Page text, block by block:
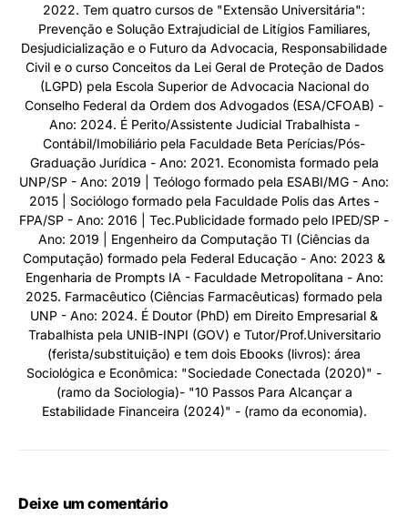
2022. Tem quatro cursos de "Extensão Universitária":
Prevenção e Solução Extrajudicial de Litígios Familiares,
Desjudicialização e o Futuro da Advocacia, Responsabilidade
Civil e o curso Conceitos da Lei Geral de Proteção de Dados
(LGPD) pela Escola Superior de Advocacia Nacional do
Conselho Federal da Ordem dos Advogados (ESA/CFOAB) -
Ano: 2024. É Perito/Assistente Judicial Trabalhista -
Contábil/Imobiliário pela Faculdade Beta Perícias/Pós-
Graduação Jurídica - Ano: 2021. Economista formado pela
UNP/SP - Ano: 2019 | Teólogo formado pela ESABI/MG - Ano:
2015 | Sociólogo formado pela Faculdade Polis das Artes -
FPA/SP - Ano: 2016 | Tec.Publicidade formado pelo IPED/SP -
Ano: 2019 | Engenheiro da Computação TI (Ciências da
Computação) formado pela Federal Educação - Ano: 2023 &
Engenharia de Prompts IA - Faculdade Metropolitana - Ano:
2025. Farmacêutico (Ciências Farmacêuticas) formado pela
UNP - Ano: 2024. É Doutor (PhD) em Direito Empresarial &
Trabalhista pela UNIB-INPI (GOV) e Tutor/Prof.Universitario
(ferista/substituição) e tem dois Ebooks (livros): área
Sociológica e Econômica: "Sociedade Conectada (2020)" -
(ramo da Sociologia)- "10 Passos Para Alcançar a
Estabilidade Financeira (2024)" - (ramo da economia).
Deixe um comentário